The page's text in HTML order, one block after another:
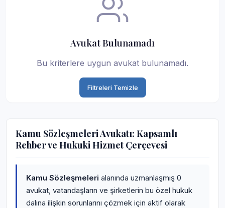
Avukat Bulunamadı
Bu kriterlere uygun avukat bulunamadı.
Filtreleri Temizle
Kamu Sözleşmeleri Avukatı: Kapsamlı
Rehber ve Hukuki Hizmet Çerçevesi
Kamu Sözleşmeleri alanında uzmanlaşmış 0
avukat, vatandaşların ve şirketlerin bu özel hukuk
dalına ilişkin sorunlarını çözmek için aktif olarak